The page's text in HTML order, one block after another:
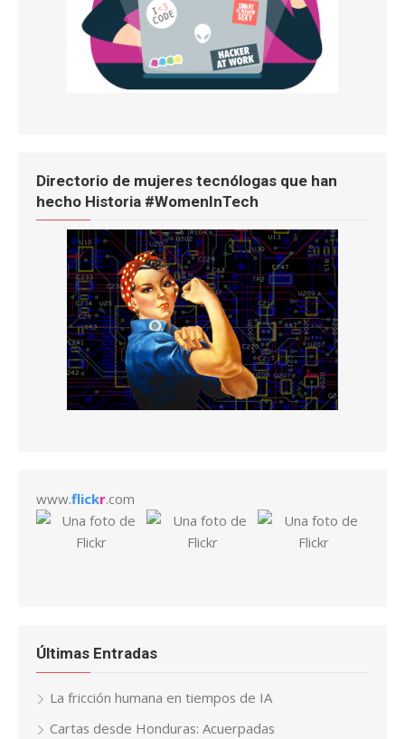
Directorio de mujeres tecnólogas que han
hecho Historia #WomenInTech
www.flickr.com
Últimas Entradas
La fricción humana en tiempos de IA
Cartas desde Honduras: Acuerpadas